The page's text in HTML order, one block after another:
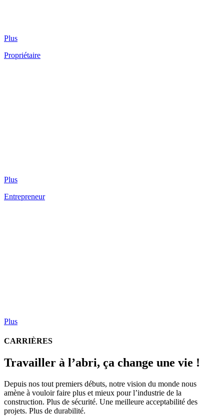
Plus
Propriétaire
Plus
Entrepreneur
Plus
CARRIÈRES
Travailler à l’abri, ça change une vie !
Depuis nos tout premiers débuts, notre vision du monde nous
amène à vouloir faire plus et mieux pour l’industrie de la
construction. Plus de sécurité. Une meilleure acceptabilité des
projets. Plus de durabilité.